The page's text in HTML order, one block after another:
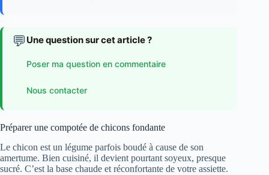
💬 Une question sur cet article ?
Poser ma question en commentaire
Nous contacter
Préparer une compotée de chicons fondante
Le chicon est un légume parfois boudé à cause de son
amertume. Bien cuisiné, il devient pourtant soyeux, presque
sucré. C’est la base chaude et réconfortante de votre assiette.